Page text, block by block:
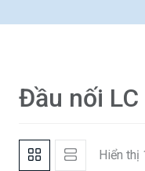
Đầu nối
Hiển thị